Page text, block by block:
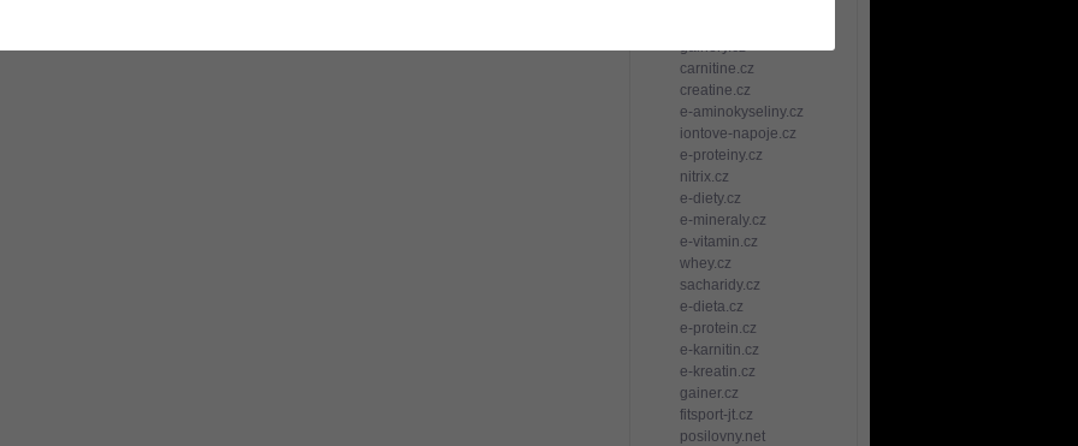
gainery.cz
carnitine.cz
creatine.cz
e-aminokyseliny.cz
iontove-napoje.cz
e-proteiny.cz
nitrix.cz
e-diety.cz
e-mineraly.cz
e-vitamin.cz
whey.cz
sacharidy.cz
e-dieta.cz
e-protein.cz
e-karnitin.cz
e-kreatin.cz
gainer.cz
fitsport-jt.cz
posilovny.net